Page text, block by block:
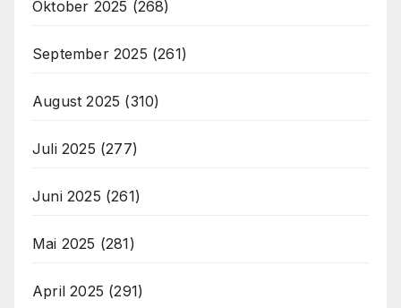
Oktober 2025 (268)
September 2025 (261)
August 2025 (310)
Juli 2025 (277)
Juni 2025 (261)
Mai 2025 (281)
April 2025 (291)